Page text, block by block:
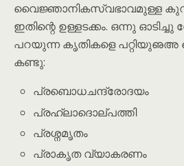
വൈജ്ഞാനികസ്വഭാവമുള്ള
ഇതിന്റെ ഉള്ളടക്കം. ഒന്നു
പറയുന്ന കൃതികളെ പറ്റിയുഌഅ
കണ്ടു:
പ്രബൊധചന്ദ്രോദയം
പ്രഹ്ലാദൊല്പത്തി
പ്രശ്നമൃതം
പ്രാകൃത വ്യാകരണം